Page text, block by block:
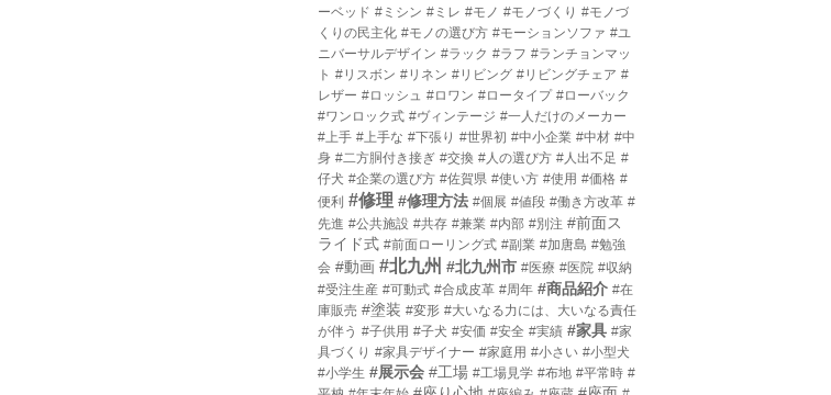
ーベッド #ミシン #ミレ #モノ #モノづくり #モノづ
くりの民主化 #モノの選び方 #モーションソファ #ユ
ニバーサルデザイン #ラック #ラフ #ランチョンマッ
ト #リスボン #リネン #リビング #リビングチェア #
レザー #ロッシュ #ロワン #ロータイプ #ローバック
#ワンロック式 #ヴィンテージ #一人だけのメーカー
#上手 #上手な #下張り #世界初 #中小企業 #中材 #中
身 #二方胴付き接ぎ #交換 #人の選び方 #人出不足 #
仔犬 #企業の選び方 #佐賀県 #使い方 #使用 #価格 #
便利 #修理 #修理方法 #個展 #値段 #働き方改革 #
先進 #公共施設 #共存 #兼業 #内部 #別注 #前面ス
ライド式 #前面ローリング式 #副業 #加唐島 #勉強
会 #動画 #北九州 #北九州市 #医療 #医院 #収納
#受注生産 #可動式 #合成皮革 #周年 #商品紹介 #在
庫販売 #塗装 #変形 #大いなる力には、大いなる責任
が伴う #子供用 #子犬 #安価 #安全 #実績 #家具 #家
具づくり #家具デザイナー #家庭用 #小さい #小型犬
#小学生 #展示会 #工場 #工場見学 #布地 #平常時 #